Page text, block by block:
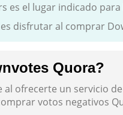
es el lugar indicado para
disfrutar al comprar
Quora?
ofrecerte un servicio
votos negativos